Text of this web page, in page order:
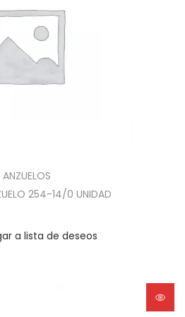
ANZUELOS
254-14/0 UNIDAD
a lista de deseos